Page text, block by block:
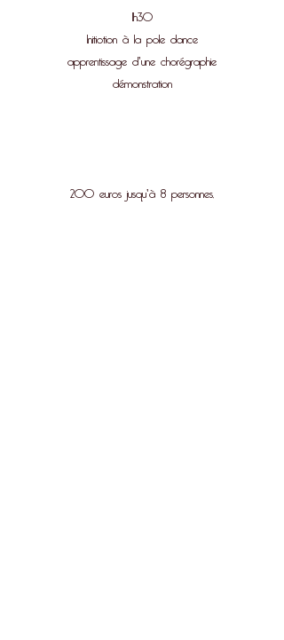
1h30
Initiotion à la pole dance
apprentissage d'une chorégraphie
démonstration
200 euros jusqu'à 8 personnes,